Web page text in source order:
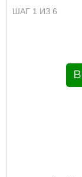
ШАГ 1 ИЗ 6